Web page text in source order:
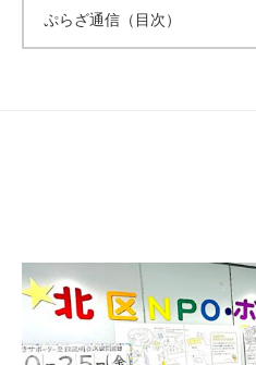
ぷらざ通信（目次）